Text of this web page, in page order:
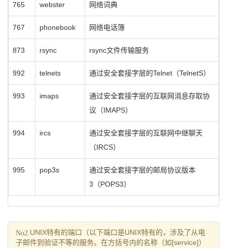
765 webster 网络词典
767 phonebook 网络电话簿
873 rsync rsync文件传输服务
992 telnets 通过安全套接字层的Telnet（TelnetS）
993 imaps
通过安全套接字层的互联网消息存取协
议（IMAPS）
994 ircs
通过安全套接字层的互联网中继聊天
（IRCS）
995 pop3s
通过安全套接字层的邮局协议版本
3（POPS3）
No2. UNIX特有的端口（以下端口是UNIX特有的，涉及了从电
子邮件到验证不等的服务。在方括号内的名称（如[service]）